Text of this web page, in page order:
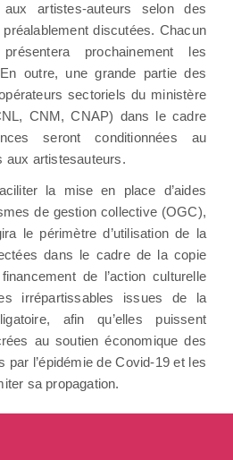
aux artistes-auteurs selon des
discutées. Chacun
prochainement les
outre, une grande partie des
sectoriels du ministère
CNM, CNAP) dans le cadre
seront conditionnées au
aux artistesauteurs.
la mise en place d’aides
de gestion collective (OGC),
le périmètre d’utilisation de la
dans le cadre de la copie
de l’action culturelle
irrépartissables issues de la
afin qu’elles puissent
au soutien économique des
par l’épidémie de Covid-19 et les
sa propagation.